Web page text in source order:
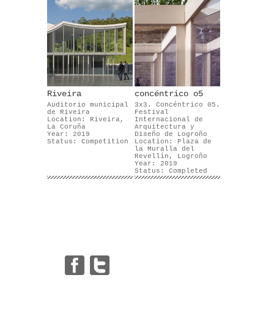
Riveira
Auditorio municipal
de Riveira
Location: Riveira,
La Coruña
Year: 2019
Status: Competition
concéntrico o5
3x3. Concéntrico 05.
Festival
Internacional de
Arquitectura y
Diseño de Logroño
Location: Plaza de
la Muralla del
Revellín, Logroño
Year: 2019
Status: Completed
| |